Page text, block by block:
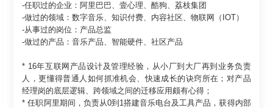
-任职过的企业：阿里巴巴、壹心理、酷狗、荔枝集团
-做过的领域：数字音乐、知识付费、内容社区、物联网（IOT）
-从事过的岗位：产品总监
-做过的产品：音乐产品、智能硬件、社区产品
* 16年互联网产品设计及管理经验，从小厂到大厂再到业务负责
人，更懂得普通人如何抓准机会、快速成长的诀窍所在；对产品
经理岗的底层逻辑、跨领域之间的迁移应用颇有心得；
* 任职阿里期间，负责从0到1搭建音乐电台及工具产品，获得内部